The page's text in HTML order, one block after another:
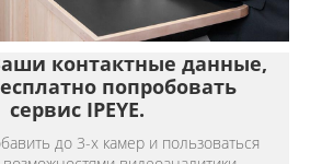
контактные данные,
попробовать
сервис IPEYE.
до 3-х камер и пользоваться